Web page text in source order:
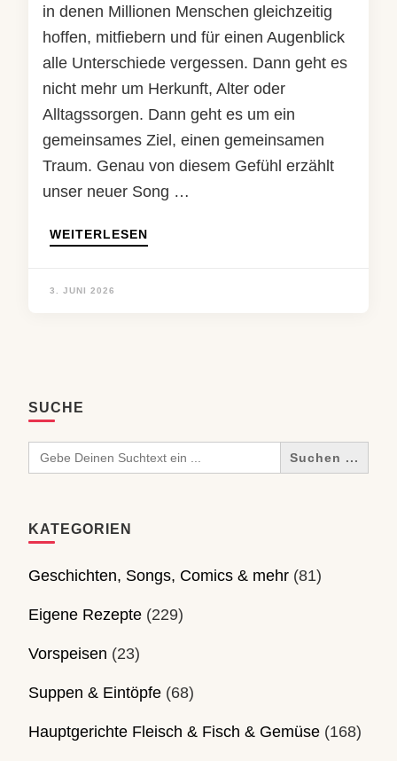
in denen Millionen Menschen gleichzeitig
hoffen, mitfiebern und für einen Augenblick
alle Unterschiede vergessen. Dann geht es
nicht mehr um Herkunft, Alter oder
Alltagssorgen. Dann geht es um ein
gemeinsames Ziel, einen gemeinsamen
Traum. Genau von diesem Gefühl erzählt
unser neuer Song …
WEITERLESEN
3. JUNI 2026
SUCHE
Search
for:
KATEGORIEN
Geschichten, Songs, Comics & mehr (81)
Eigene Rezepte (229)
Vorspeisen (23)
Suppen & Eintöpfe (68)
Hauptgerichte Fleisch & Fisch & Gemüse (168)